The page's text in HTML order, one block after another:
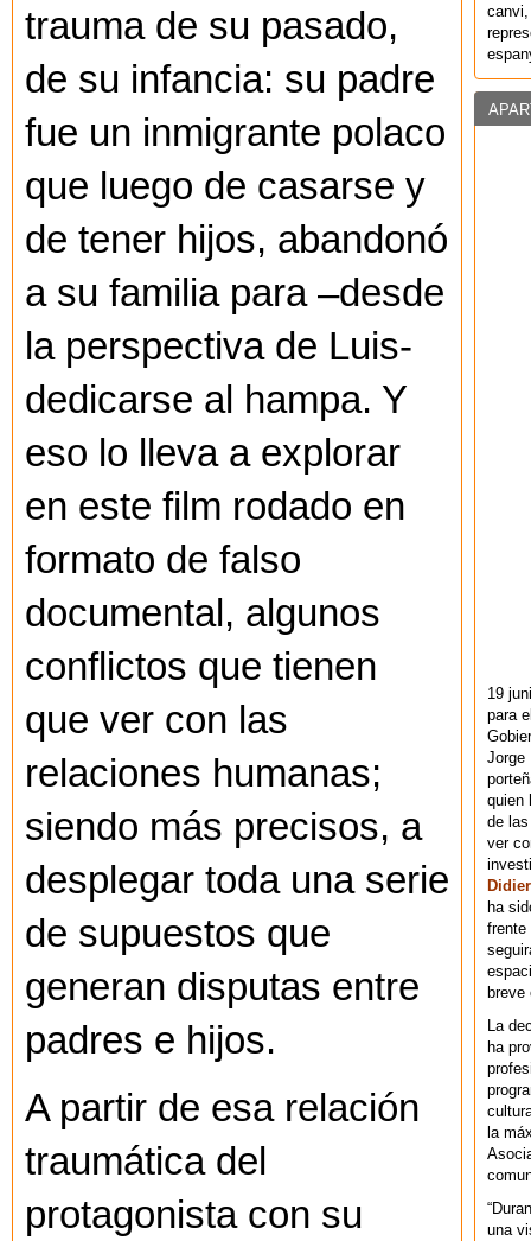
trauma de su pasado,
de su infancia: su padre
fue un inmigrante polaco
que luego de casarse y
de tener hijos, abandonó
a su familia para –desde
la perspectiva de Luis-
dedicarse al hampa. Y
eso lo lleva a explorar
en este film rodado en
formato de falso
documental, algunos
conflictos que tienen
que ver con las
relaciones humanas;
siendo más precisos, a
desplegar toda una serie
de supuestos que
generan disputas entre
padres e hijos.
A partir de esa relación
traumática del
protagonista con su
canvi,
19
para
Jorge
quien
de
ver
Didier
ha
frente
breve
La
ha
la
una